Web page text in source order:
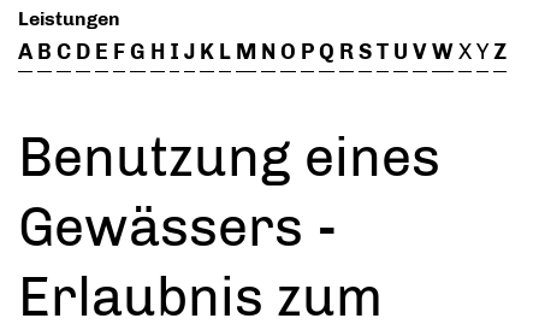
Leistungen
A B C D E FG H I J K L M NO PQ RST U VWXYZ
Benutzung eines
Gewässers -
Erlaubnis zum